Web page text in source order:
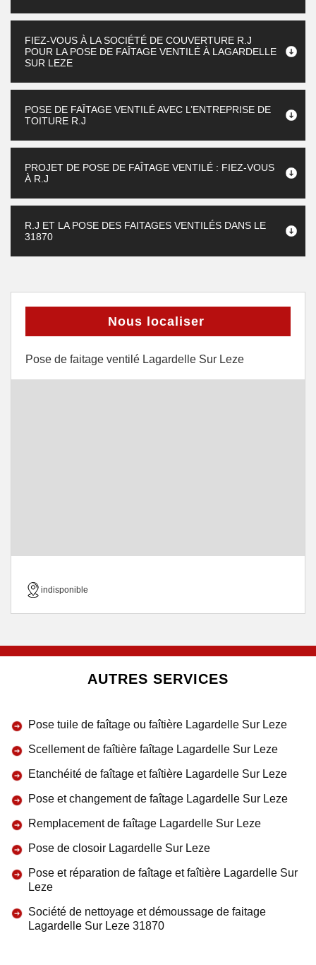
FIEZ-VOUS À LA SOCIÉTÉ DE COUVERTURE R.J
POUR LA POSE DE FAÎTAGE VENTILÉ À LAGARDELLE
SUR LEZE
POSE DE FAÎTAGE VENTILÉ AVEC L’ENTREPRISE DE
TOITURE R.J
PROJET DE POSE DE FAÎTAGE VENTILÉ : FIEZ-VOUS
À R.J
R.J ET LA POSE DES FAITAGES VENTILÉS DANS LE
31870
Nous localiser
Pose de faitage ventilé Lagardelle Sur Leze
indisponible
AUTRES SERVICES
Pose tuile de faîtage ou faîtière Lagardelle Sur Leze
Scellement de faîtière faîtage Lagardelle Sur Leze
Etanchéité de faîtage et faîtière Lagardelle Sur Leze
Pose et changement de faîtage Lagardelle Sur Leze
Remplacement de faîtage Lagardelle Sur Leze
Pose de closoir Lagardelle Sur Leze
Pose et réparation de faîtage et faîtière Lagardelle Sur
Leze
Société de nettoyage et démoussage de faitage
Lagardelle Sur Leze 31870